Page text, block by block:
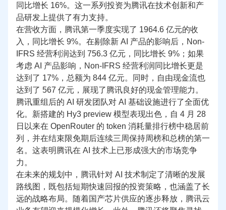
同比增长 16%。这一系列投资为腾讯在技术创新和产
品研发上提供了有力支持。
在营收方面，腾讯第一季度实现了 1964.6 亿元的收
入，同比增长 9%。在剔除新 AI 产品的影响后，Non-
IFRS 经营利润达到 756.3 亿元，同比增长 9%；如果
考虑 AI 产品影响，Non-IFRS 经营利润同比增长更是
达到了 17%，总额为 844 亿元。同时，自由现金流也
达到了 567 亿元，展现了腾讯良好的现金管理能力。
腾讯重组后的 AI 研发团队对 AI 基础设施进行了全面优
化。新搭建的 Hy3 preview 模型表现出色，自 4 月 28
日以来在 OpenRouter 的 token 消耗量排行榜中稳居前
列，并在结束限免期后连续三周保持周榜和总榜的第一
名。这表明腾讯在 AI 技术上已形成强大的市场竞争
力。
在未来的规划中，腾讯针对 AI 技术制定了清晰的发展
路线图，既包括短期快速回报的投资策略，也涵盖了长
远的战略布局。随着国产芯片供应的逐步释放，腾讯云